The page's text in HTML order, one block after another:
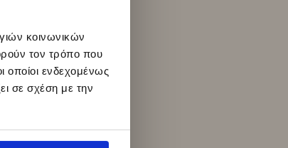
κοινωνικών
τον τρόπο που
οποίοι ενδεχομένως
σε σχέση με την